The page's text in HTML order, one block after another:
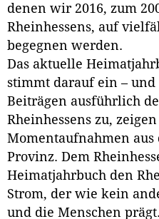
denen wir 2016, zum
Rheinhessens, auf
begegnen werden.
Das aktuelle
stimmt darauf ein –
Beiträgen ausführlich
Rheinhessens zu,
Momentaufnahmen aus
Provinz. Dem
Heimatjahrbuch den
Strom, der wie kein
und die Menschen prägt.